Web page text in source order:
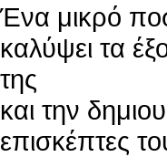
Ένα μικρό
καλύψει τα
της
και την
επισκέπτες